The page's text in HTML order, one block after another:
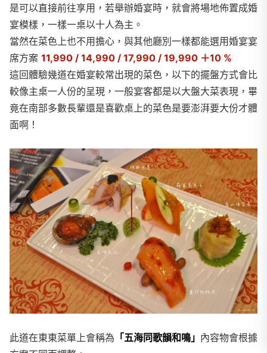
是可以直接前往享用，若舉辦婚宴時，就會將場地佈置成婚
宴模樣，一樣一桌以十人為主。
當然在菜色上也不用擔心，與其他廳別一樣都能選用婚宴宴
席方案 11,990 / 14,990 / 17,990 / 19,990 ＋10 %
這回體驗幾道在婚宴較常出現的菜色，以下的擺盤方式會比
較像主桌一人份的呈現，一般宴客都是以大盤大菜表現，畢
竟在南部多數長輩還是喜歡桌上的菜色是要澎湃要大份才體
面啊！
此道在東東菜單上會稱為 「五海同歌韻和鳴」 內容物會根據